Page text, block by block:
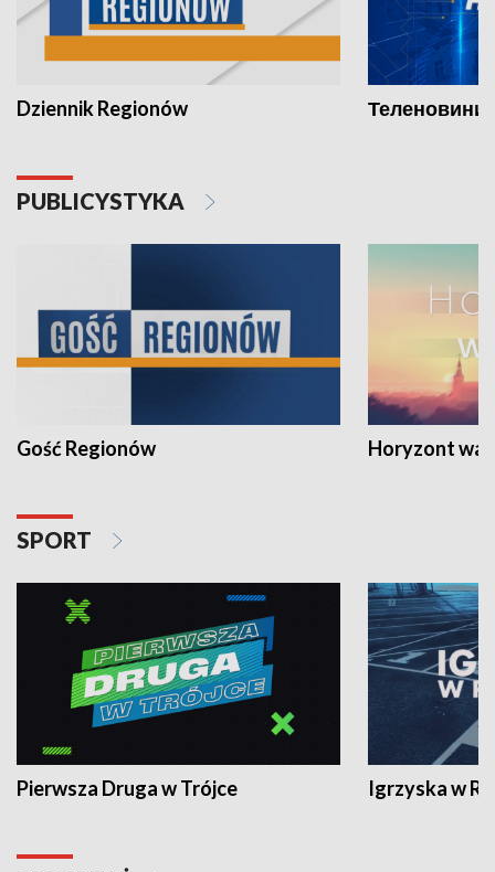
Dziennik Regionów Теленовини
PUBLICYSTYKA
Gość Regionów Horyzont
SPORT
Pierwsza Druga w Trójce Igrzyska w